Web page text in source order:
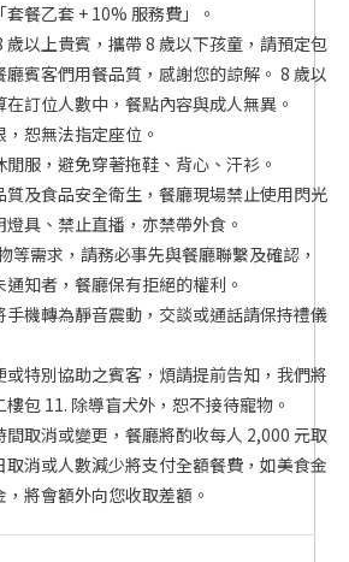
餐乙套 + 10% 服務費」。
歲以上貴賓，攜帶 8 歲以下孩童，請預定包
廳賓客們用餐品質，感謝您的諒解。 8 歲以
訂位人數中，餐點內容與成人無異。
恕無法指定座位。
閒服，避免穿著拖鞋、背心、汗衫。
質及食品安全衛生，餐廳現場禁止使用閃光
具、禁止直播，亦禁帶外食。
等需求，請務必事先與餐廳聯繫及確認，
知者，餐廳保有拒絕的權利。
手機轉為靜音震動，交談或通話請保持禮儀
或特別協助之賓客，煩請提前告知，我們將
包 11. 除導盲犬外，恕不接待寵物。
間取消或變更，餐廳將酌收每人 2,000 元取
取消或人數減少將支付全額餐費，如美食金
將會額外向您收取差額。